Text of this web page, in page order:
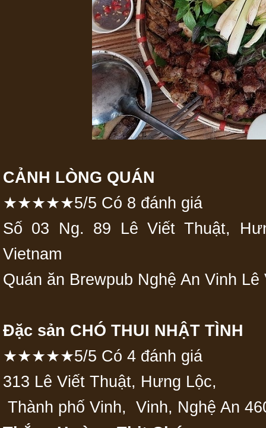
CẢNH LÒNG QUÁN
★★★★★5/5 Có 8 đánh giá
Số 03 Ng. 89 Lê Viết Thuật,
Vietnam
Quán ăn Brewpub Nghệ An Vinh Lê
Đặc sản CHÓ THUI NHẬT TÌNH
★★★★★5/5 Có 4 đánh giá
313 Lê Viết Thuật, Hưng Lộc,
Thành phố Vinh, Vinh, Nghệ An